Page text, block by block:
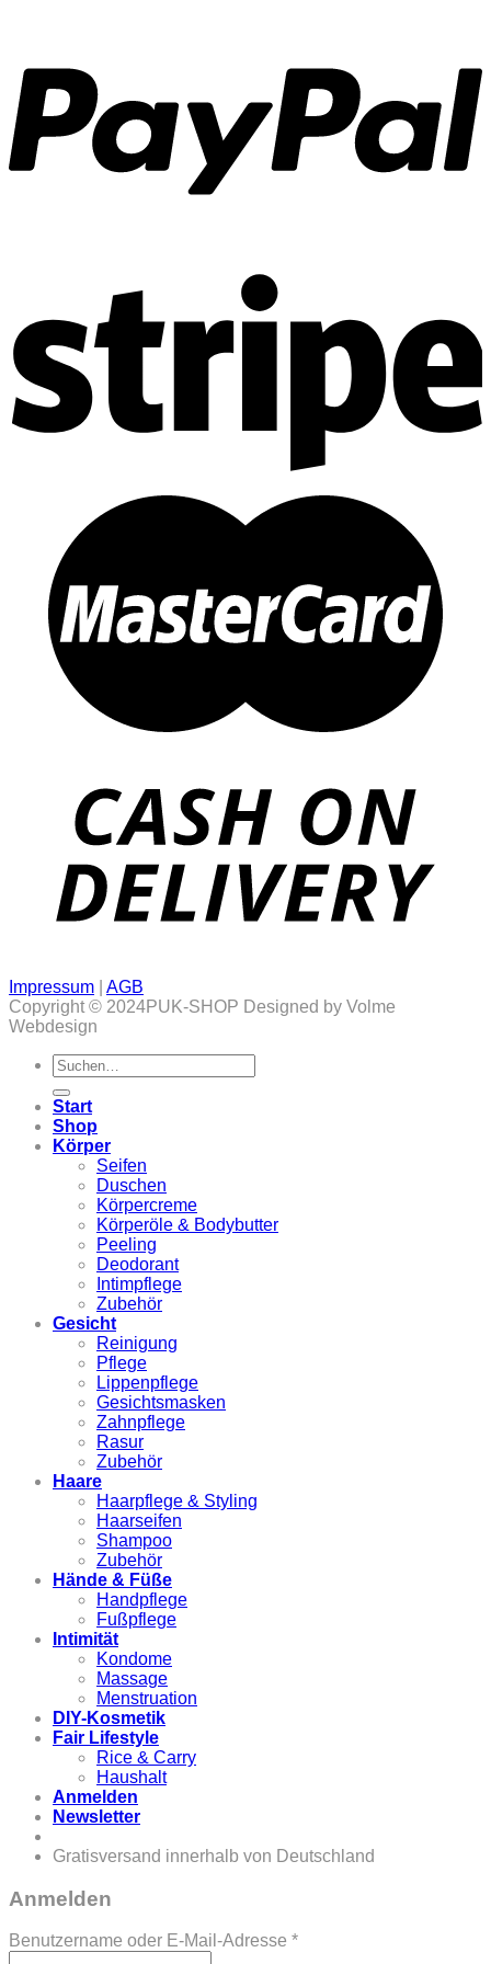
Impressum
AGB
Copyright © 2024PUK-SHOP Designed by Volme
Webdesign
Suchen
nach:
Start
Shop
Körper
Seifen
Duschen
Körpercreme
Körperöle & Bodybutter
Peeling
Deodorant
Intimpflege
Zubehör
Gesicht
Reinigung
Pflege
Lippenpflege
Gesichtsmasken
Zahnpflege
Rasur
Zubehör
Haare
Haarpflege & Styling
Haarseifen
Shampoo
Zubehör
Hände & Füße
Handpflege
Fußpflege
Intimität
Kondome
Massage
Menstruation
DIY-Kosmetik
Fair Lifestyle
Rice & Carry
Haushalt
Anmelden
Newsletter
Gratisversand innerhalb von Deutschland
Anmelden
Benutzername oder E-Mail-Adresse *Erforderlich